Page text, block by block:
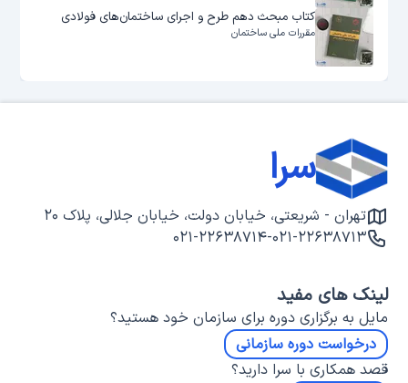
کتاب مبحث دهم طرح و اجرای ساختمان‌های فولادی
مقررات ملی ساختمان
سرا
تهران - شریعتی، خیابان دولت، خیابان جلالی، پلاک ۲۰
۰۲۱-۲۲۶۳۸۷۱۳-۰۲۱-۲۲۶۳۸۷۱۴
لینک های مفید
مایل به برگزاری دوره برای سازمان خود هستید؟
درخواست دوره سازمانی
قصد همکاری با سرا دارید؟